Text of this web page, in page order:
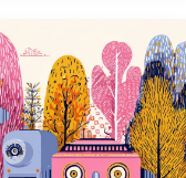
más allá de su formato